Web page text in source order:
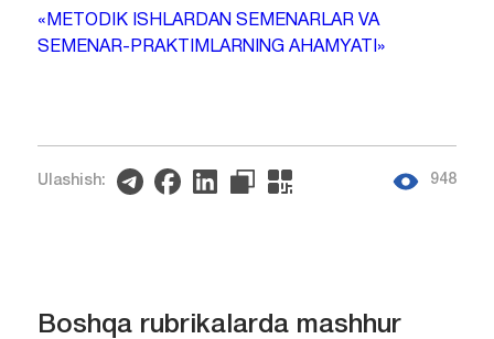
«METODIK ISHLARDAN SEMENARLAR VA
SEMENAR-PRAKTIMLARNING AHAMYATI»
Ulashish: 948
Boshqa rubrikalarda mashhur